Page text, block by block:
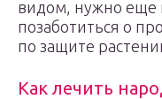
видом, нужно еще
позаботиться о
по защите
Как лечить